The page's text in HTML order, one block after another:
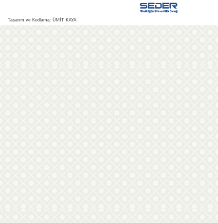
Tasarım ve Kodlama: ÜMİT KAYA